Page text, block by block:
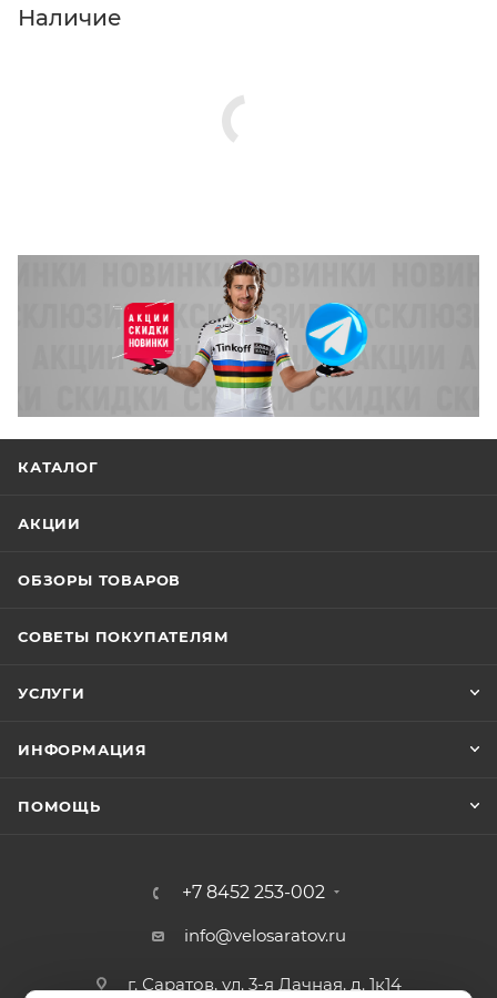
Нажмите кнопку «Оформить заказ».
Наличие
КАТАЛОГ
АКЦИИ
ОБЗОРЫ ТОВАРОВ
СОВЕТЫ ПОКУПАТЕЛЯМ
УСЛУГИ
ИНФОРМАЦИЯ
ПОМОЩЬ
+7 8452 253-002
info@velosaratov.ru
г. Саратов, ул. 3-я Дачная, д. 1к14